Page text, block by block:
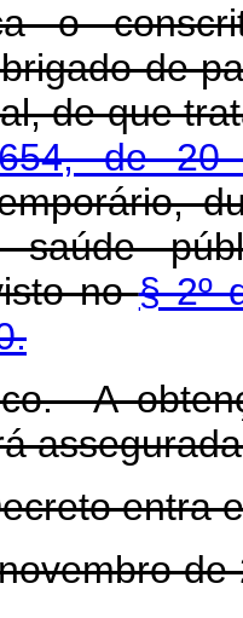
de
de que
de
saúde
no§ 2º
A
entra
de